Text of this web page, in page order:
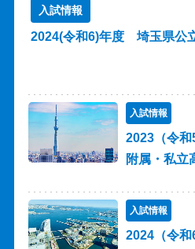
入試情報
2024(令和6)年度 埼玉県公
入試情報
2023（令
附属・私
入試情報
2024（令